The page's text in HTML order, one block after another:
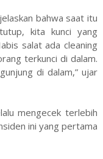
bahwa saat itu
kita kunci yang
salat ada cleaning
terkunci di dalam.
di dalam,” ujar
mengecek terlebih
ini yang pertama